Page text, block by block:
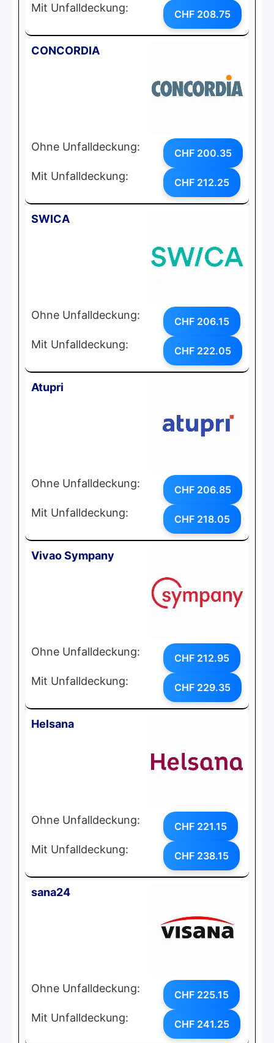
Mit Unfalldeckung: CHF 208.75
CONCORDIA
Ohne Unfalldeckung: CHF 200.35
Mit Unfalldeckung: CHF 212.25
SWICA
Ohne Unfalldeckung: CHF 206.15
Mit Unfalldeckung: CHF 222.05
Atupri
Ohne Unfalldeckung: CHF 206.85
Mit Unfalldeckung: CHF 218.05
Vivao Sympany
Ohne Unfalldeckung: CHF 212.95
Mit Unfalldeckung: CHF 229.35
Helsana
Ohne Unfalldeckung: CHF 221.15
Mit Unfalldeckung: CHF 238.15
sana24
Ohne Unfalldeckung: CHF 225.15
Mit Unfalldeckung: CHF 241.25